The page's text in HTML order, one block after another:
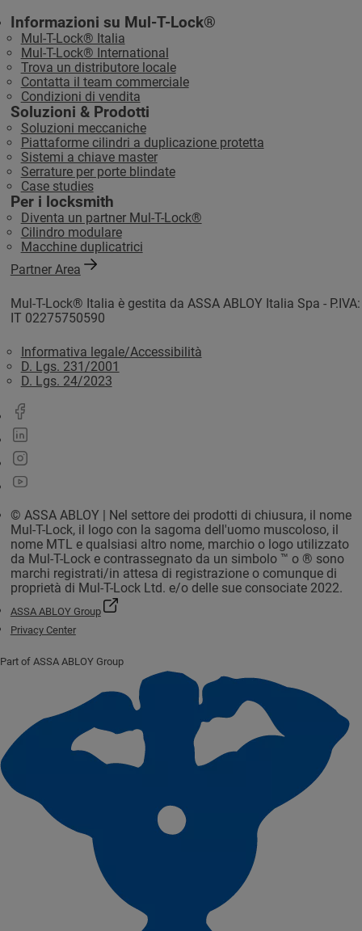
Informazioni su Mul-T-Lock®
Mul-T-Lock® Italia
Mul-T-Lock® International
Trova un distributore locale
Contatta il team commerciale
Condizioni di vendita
Soluzioni & Prodotti
Soluzioni meccaniche
Piattaforme cilindri a duplicazione protetta
Sistemi a chiave master
Serrature per porte blindate
Case studies
Per i locksmith
Diventa un partner Mul-T-Lock®
Cilindro modulare
Macchine duplicatrici
Partner Area
Mul-T-Lock® Italia è gestita da ASSA ABLOY Italia Spa - P.IVA:
IT 02275750590
Informativa legale/Accessibilità
D. Lgs. 231/2001
D. Lgs. 24/2023
© ASSA ABLOY | Nel settore dei prodotti di chiusura, il nome
Mul-T-Lock, il logo con la sagoma dell'uomo muscoloso, il
nome MTL e qualsiasi altro nome, marchio o logo utilizzato
da Mul-T-Lock e contrassegnato da un simbolo ™ o ® sono
marchi registrati/in attesa di registrazione o comunque di
proprietà di Mul-T-Lock Ltd. e/o delle sue consociate 2022.
ASSA ABLOY Group
Privacy Center
Part of ASSA ABLOY Group